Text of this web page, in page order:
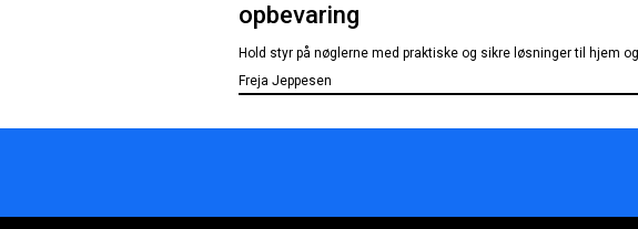
opbevaring
Hold styr på nøglerne med praktiske og sikre løsninger til hjem
Freja Jeppesen